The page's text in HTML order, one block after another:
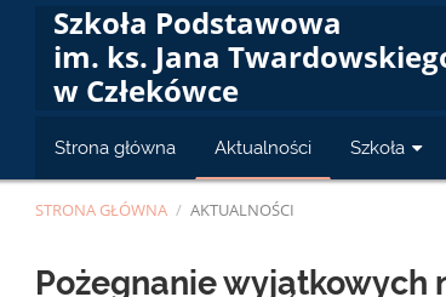
Szkoła Podstawowa
im. ks. Jana
w Człekówce
Strona główna Aktualności Szkoła
STRONA GŁÓWNA / AKTUALNOŚCI
Aktualności
Pożegnanie wyjątkowych